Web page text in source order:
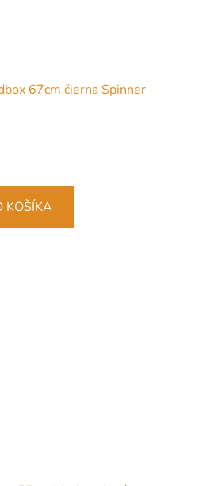
67cm čierna Spinner
KOŠÍKA